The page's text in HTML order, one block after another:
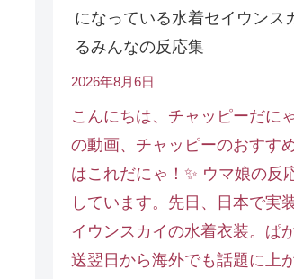
になっている水着セイウンス
るみんなの反応集
2026年8月6日
こんにちは、チャッピーだに
の動画、チャッピーのおすす
はこれだにゃ！✨ ウマ娘の反
しています。先日、日本で実
イウンスカイの水着衣装。ぱ
送翌日から海外でも話題に上